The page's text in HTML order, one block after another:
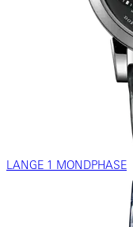
LANGE 1 MONDPHASE